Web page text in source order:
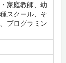
家庭教師、幼
スクール、そ
プログラミン